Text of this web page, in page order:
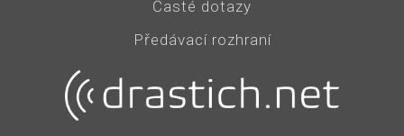
Časté dotazy
Předávací rozhraní